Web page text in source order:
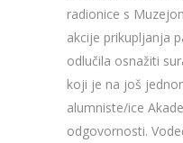
radionice s
akcije prikupljanja
odlučila osnažiti
koji je na još
alumniste/ice
odgovornosti.